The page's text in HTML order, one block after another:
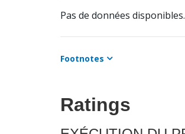
Pas de données disponibles.
Footnotes
Ratings